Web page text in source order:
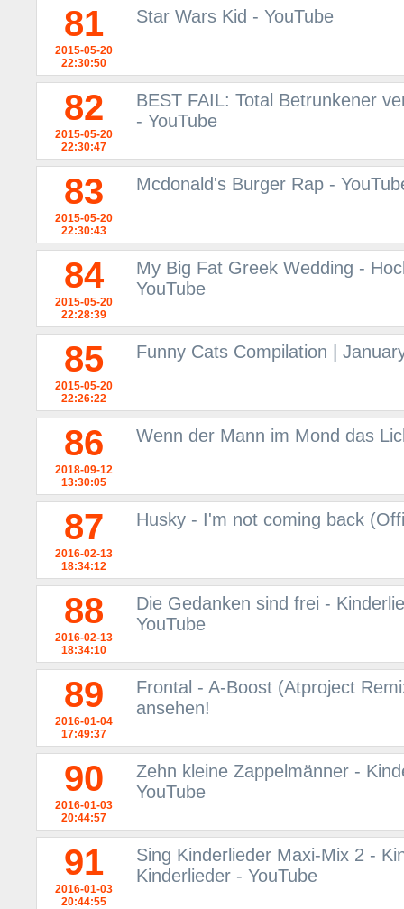
81
2015-05-20
22:30:50
Star Wars Kid - YouTube
82
2015-05-20
22:30:47
BEST FAIL: Total Betrunkener
- YouTube
83
2015-05-20
22:30:43
Mcdonald's Burger Rap -
84
2015-05-20
22:28:39
My Big Fat Greek Wedding -
YouTube
85
2015-05-20
22:26:22
Funny Cats Compilation |
86
2018-09-12
13:30:05
Wenn der Mann im Mond das
87
2016-02-13
18:34:12
Husky - I'm not coming back
88
2016-02-13
18:34:10
Die Gedanken sind frei -
YouTube
89
2016-01-04
17:49:37
Frontal - A-Boost (Atproject
ansehen!
90
2016-01-03
20:44:57
Zehn kleine Zappelmänner -
YouTube
91
2016-01-03
20:44:55
Sing Kinderlieder Maxi-Mix 2 -
Kinderlieder - YouTube